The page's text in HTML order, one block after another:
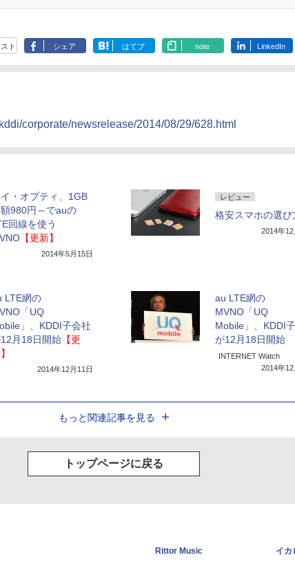
スト シェア はてブ note LinkedIn
corporate/newsrelease/2014/08/29/628.html
・オプティ、1GB
額980円～でauの
回線を使う
【更新】
2014年5月15日
レビュー
格安スマホの選び
2014年12
LTE網の
「UQ
」、KDDI子会社
月18日開始 【更
2014年12月11日
au LTE網の
MVNO「UQ
Mobile」、KDDI
が12月18日開始
INTERNET Watch
2014年12
もっと関連記事を見る
トップページに戻る
Rittor Music
イカ